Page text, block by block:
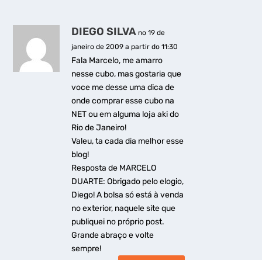
DIEGO SILVA no 19 de
janeiro de 2009 a partir do 11:30
Fala Marcelo, me amarro
nesse cubo, mas gostaria que
voce me desse uma dica de
onde comprar esse cubo na
NET ou em alguma loja aki do
Rio de Janeiro!
Valeu, ta cada dia melhor esse
blog!
Resposta de MARCELO
DUARTE: Obrigado pelo elogio,
Diego! A bolsa só está à venda
no exterior, naquele site que
publiquei no próprio post.
Grande abraço e volte
sempre!